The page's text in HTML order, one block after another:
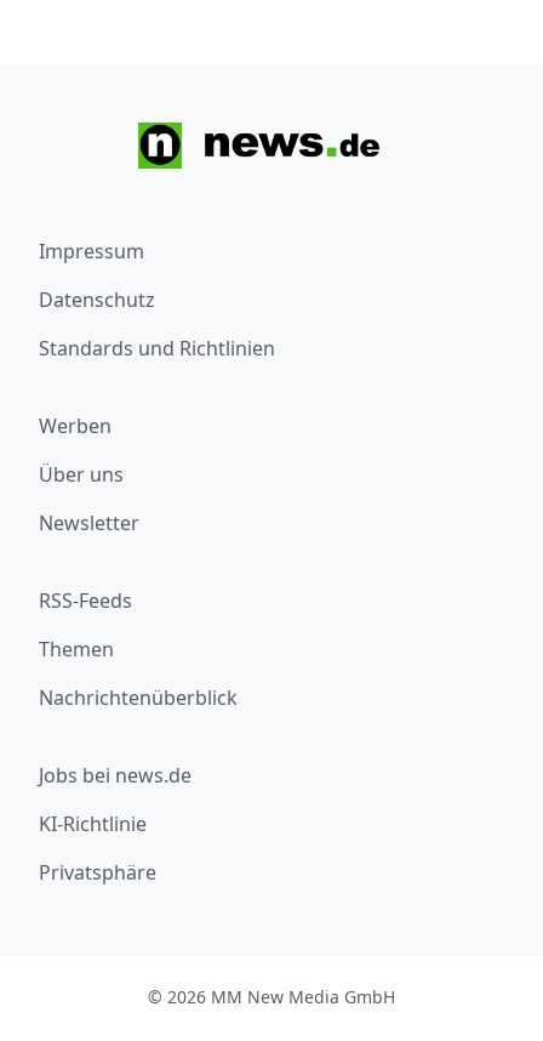
Impressum
Datenschutz
Standards und Richtlinien
Werben
Über uns
Newsletter
RSS-Feeds
Themen
Nachrichtenüberblick
Jobs bei news.de
KI-Richtlinie
Privatsphäre
© 2026 MM New Media GmbH